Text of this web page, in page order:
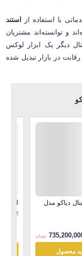
با استفاده از
استند
و توانسته‌اند مشتریان
دیگر یک ابزار لوکس
در بازار تبدیل شده
دیاکو مدل
تومان
محصول
پرایم